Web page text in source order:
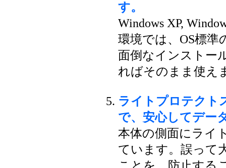
す。
Windows XP,
環境では、OS標
面倒なインストー
ればそのまま使え
ライトプロテクト
で、安心してデー
本体の側面にライ
ています。誤って